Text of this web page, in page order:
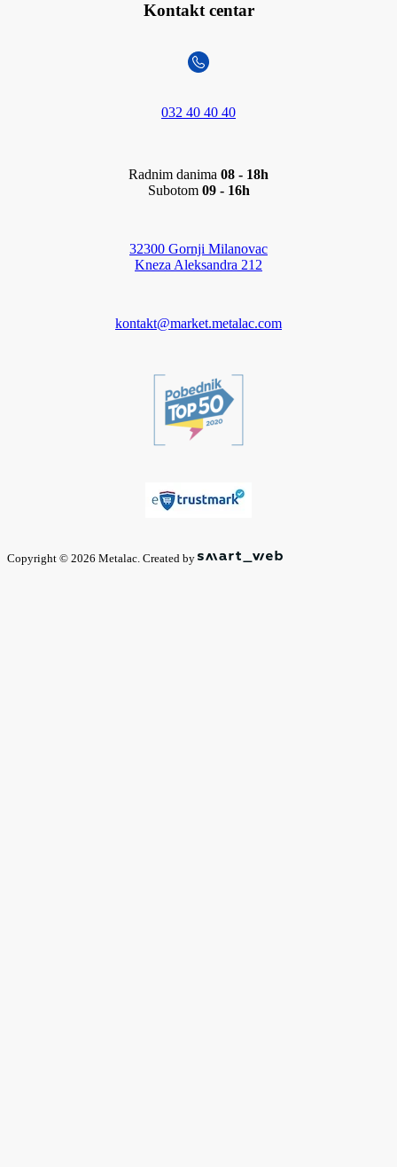
Kontakt centar
032 40 40 40
Radnim danima 08 - 18h
Subotom 09 - 16h
32300 Gornji Milanovac
Kneza Aleksandra 212
kontakt@market.metalac.com
Copyright © 2026 Metalac. Created by